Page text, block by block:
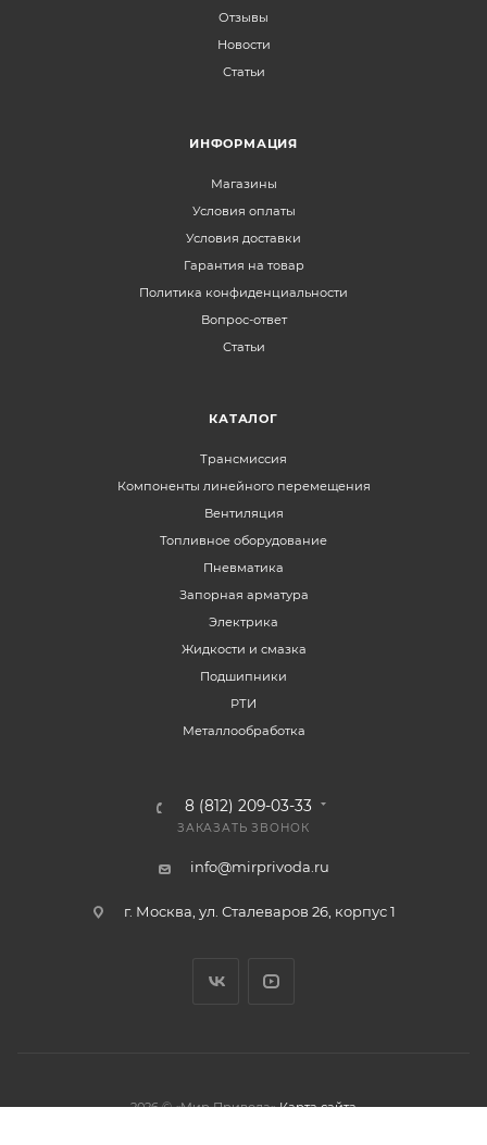
Отзывы
Новости
Статьи
ИНФОРМАЦИЯ
Магазины
Условия оплаты
Условия доставки
Гарантия на товар
Политика конфиденциальности
Вопрос-ответ
Статьи
КАТАЛОГ
Трансмиссия
Компоненты линейного перемещения
Вентиляция
Топливное оборудование
Пневматика
Запорная арматура
Электрика
Жидкости и смазка
Подшипники
РТИ
Металлообработка
8 (812) 209-03-33
ЗАКАЗАТЬ ЗВОНОК
info@mirprivoda.ru
г. Москва, ул. Сталеваров 26, корпус 1
2026 © «Мир Привода» Карта сайта